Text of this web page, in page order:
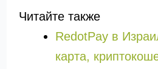
Читайте также
RedotPay в
карта,